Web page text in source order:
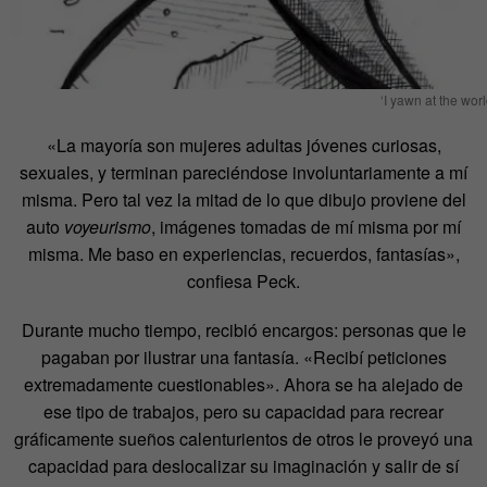
‘I yawn at the
«La mayoría son mujeres adultas jóvenes curiosas,
sexuales, y terminan pareciéndose involuntariamente a mí
misma. Pero tal vez la mitad de lo que dibujo proviene del
auto voyeurismo, imágenes tomadas de mí misma por mí
misma. Me baso en experiencias, recuerdos, fantasías»,
confiesa Peck.
Durante mucho tiempo, recibió encargos: personas que le
pagaban por ilustrar una fantasía. «Recibí peticiones
extremadamente cuestionables». Ahora se ha alejado de
ese tipo de trabajos, pero su capacidad para recrear
gráficamente sueños calenturientos de otros le proveyó una
capacidad para deslocalizar su imaginación y salir de sí